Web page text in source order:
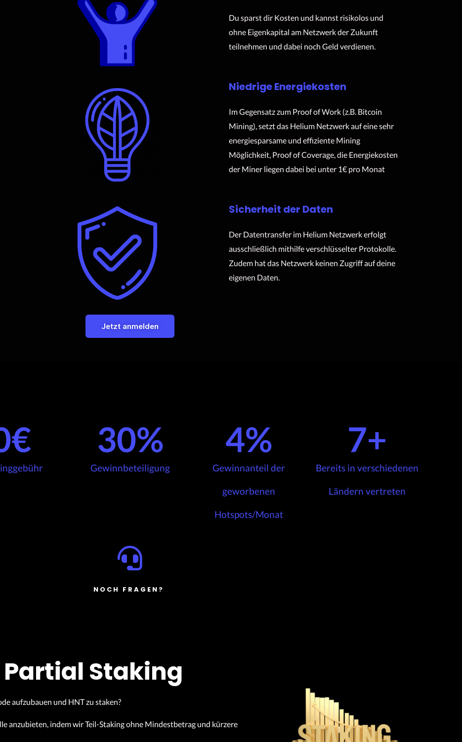
Du sparst dir Kosten und kannst risikolos und
ohne Eigenkapital am Netzwerk der Zukunft
teilnehmen und dabei noch Geld verdienen.
Niedrige Energiekosten
Im Gegensatz zum Proof of Work (z.B. Bitcoin
Mining), setzt das Helium Netzwerk auf eine sehr
energiesparsame und effiziente Mining
Möglichkeit, Proof of Coverage, die Energiekosten
der Miner liegen dabei bei unter 1€ pro Monat
Sicherheit der Daten
Der Datentransfer im Helium Netzwerk erfolgt
ausschließlich mithilfe verschlüsselter Protokolle.
Zudem hat das Netzwerk keinen Zugriff auf deine
eigenen Daten.
Jetzt anmelden
€ 30%
Gewinnbeteiligung
4%
Gewinnanteil der
geworbenen
Hotspots/Monat​
7+
Bereits in verschiedenen
Ländern vertreten
NOCH FRAGEN?
Staking
aufzubauen und HNT zu staken?
anzubieten, indem wir Teil-Staking ohne Mindestbetrag und kürzere